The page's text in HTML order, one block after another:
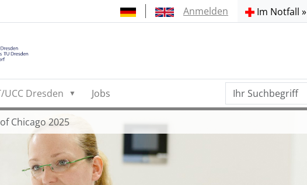
Anmelden Im Notfall »
UCC Dresden Jobs
Ihr
Suchbegriff
Erweiterte
Suche
Chicago 2025